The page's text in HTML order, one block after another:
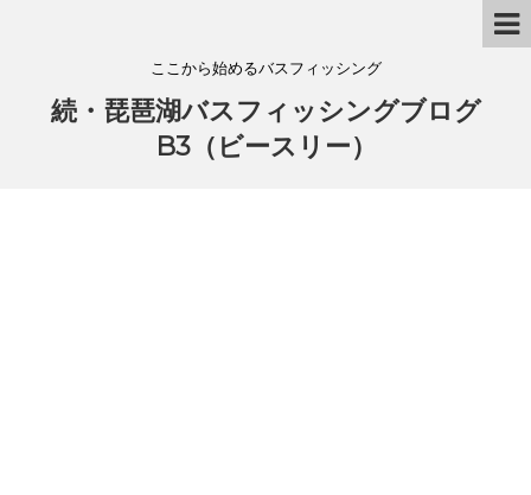
ここから始めるバスフィッシング
続・琵琶湖バスフィッシングブログ
B3（ビースリー）